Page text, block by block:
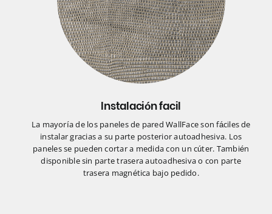
Instalación facil
La mayoría de los paneles de pared WallFace son fáciles de
instalar gracias a su parte posterior autoadhesiva. Los
paneles se pueden cortar a medida con un cúter. También
disponible sin parte trasera autoadhesiva o con parte
trasera magnética bajo pedido.